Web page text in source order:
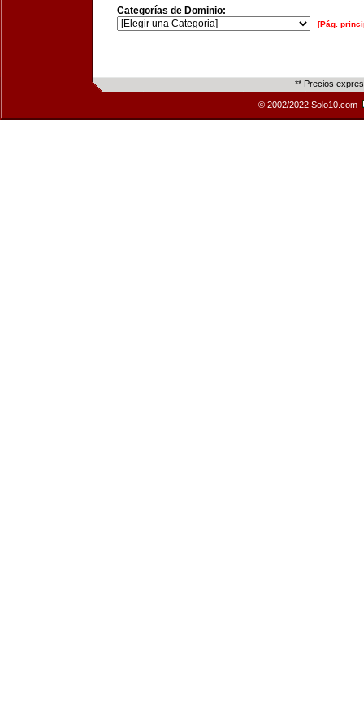
Categorías de Dominio:
[Pág.
** Precios
© 2002/2022 Solo10.com